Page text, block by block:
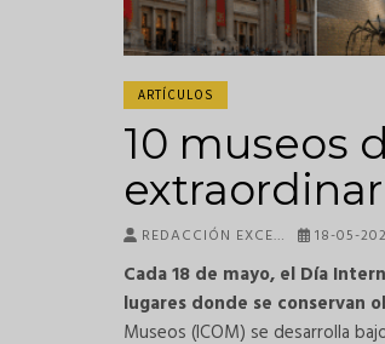
ARTÍCULOS
10 museos
REDACCIÓN EXCE… 18-05-
Cada 18 de mayo, el Día
lugares donde se conservan
Museos (ICOM) se desarrolla